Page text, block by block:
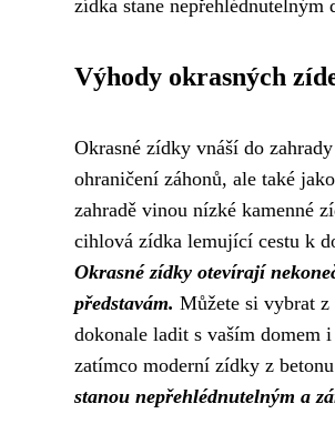
zídka stane nepřehlédnutelným
Výhody okrasných
Okrasné zídky vnáší do
ohraničení záhonů, ale také
zahradě vinou nízké kamenné
cihlová zídka lemující cestu k
Okrasné zídky otevírají
představám. Můžete si vybrat
dokonale ladit s vaším domem
zatímco moderní zídky z
stanou nepřehlédnutelným a